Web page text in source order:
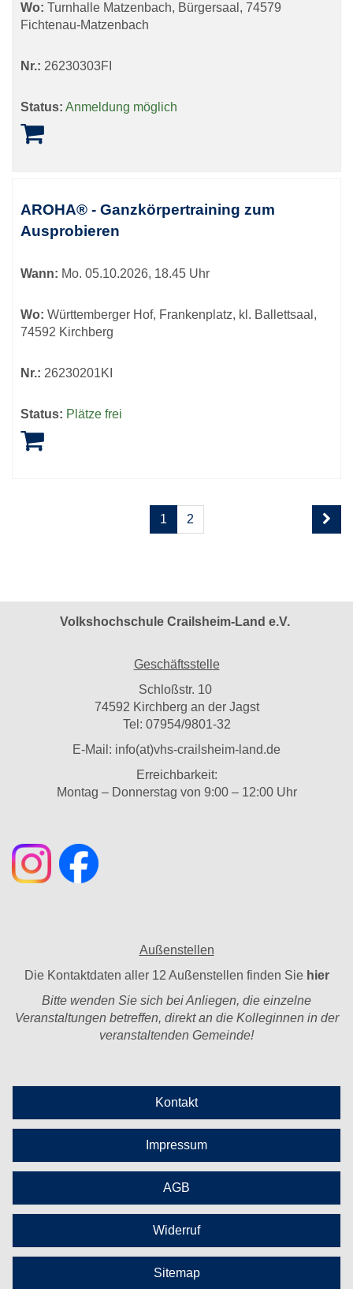
Wo: Turnhalle Matzenbach, Bürgersaal, 74579
Fichtenau-Matzenbach
Nr.: 26230303FI
Status: Anmeldung möglich
AROHA® - Ganzkörpertraining zum
Ausprobieren
Wann: Mo. 05.10.2026, 18.45 Uhr
Wo: Württemberger Hof, Frankenplatz, kl. Ballettsaal,
74592 Kirchberg
Nr.: 26230201KI
Status: Plätze frei
Seiten
blättern
1 2
Volkshochschule Crailsheim-Land e.V.
Geschäftsstelle
Schloßstr. 10
74592 Kirchberg an der Jagst
Tel: 07954/9801-32
E-Mail: info(at)vhs-crailsheim-land.de
Erreichbarkeit:
Montag – Donnerstag von 9:00 – 12:00 Uhr
Außenstellen
Die Kontaktdaten aller 12 Außenstellen finden Sie hier
Bitte wenden Sie sich bei Anliegen, die einzelne
Veranstaltungen betreffen, direkt an die Kolleginnen in der
veranstaltenden Gemeinde!
Kontakt
Impressum
AGB
Widerruf
Sitemap